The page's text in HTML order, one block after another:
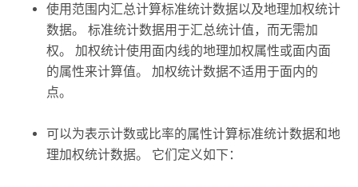
使用 范围内汇总计算标准统计数据以及地理加权统计
数据。 标准统计数据用于汇总统计值，而无需加
权。 加权统计使用面内线的地理加权属性或面内面
的属性来计算值。 加权统计数据不适用于面内的
点。
可以为表示计数或比率的属性计算标准统计数据和地
理加权统计数据。 它们定义如下：